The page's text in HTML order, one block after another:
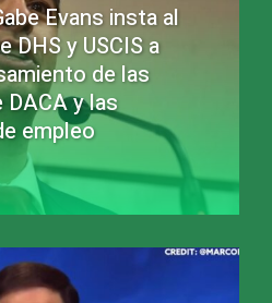
Evans insta al
DHS y USCIS a
de las
y las
empleo